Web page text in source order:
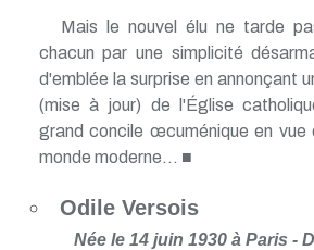
Mais le nouvel élu ne tarde
chacun par une simplicité
d'emblée la surprise en annonçant
(mise à jour) de l'Église
grand concile œcuménique en vue
monde moderne... ■
Odile Versois
Née le 14 juin 1930 à Paris -